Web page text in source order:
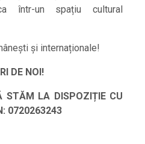
într-un spațiu cultural
și internaționale!
DE NOI!
STĂM LA DISPOZIȚIE CU
0720263243